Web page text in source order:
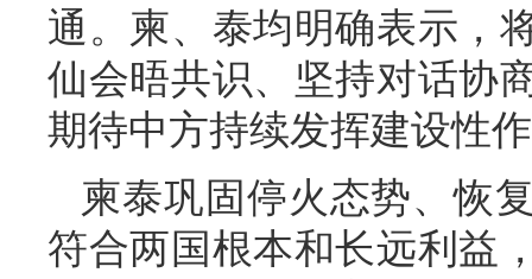
通。柬、泰均明确表示，
仙会晤共识、坚持对话协
期待中方持续发挥建设性
柬泰巩固停火态势、恢
符合两国根本和长远利益